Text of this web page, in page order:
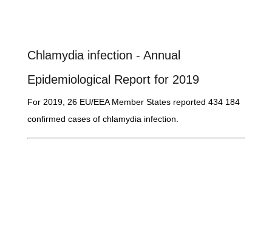
Chlamydia infection - Annual
Epidemiological Report for 2019
For 2019, 26 EU/EEA Member States reported 434 184
confirmed cases of chlamydia infection.